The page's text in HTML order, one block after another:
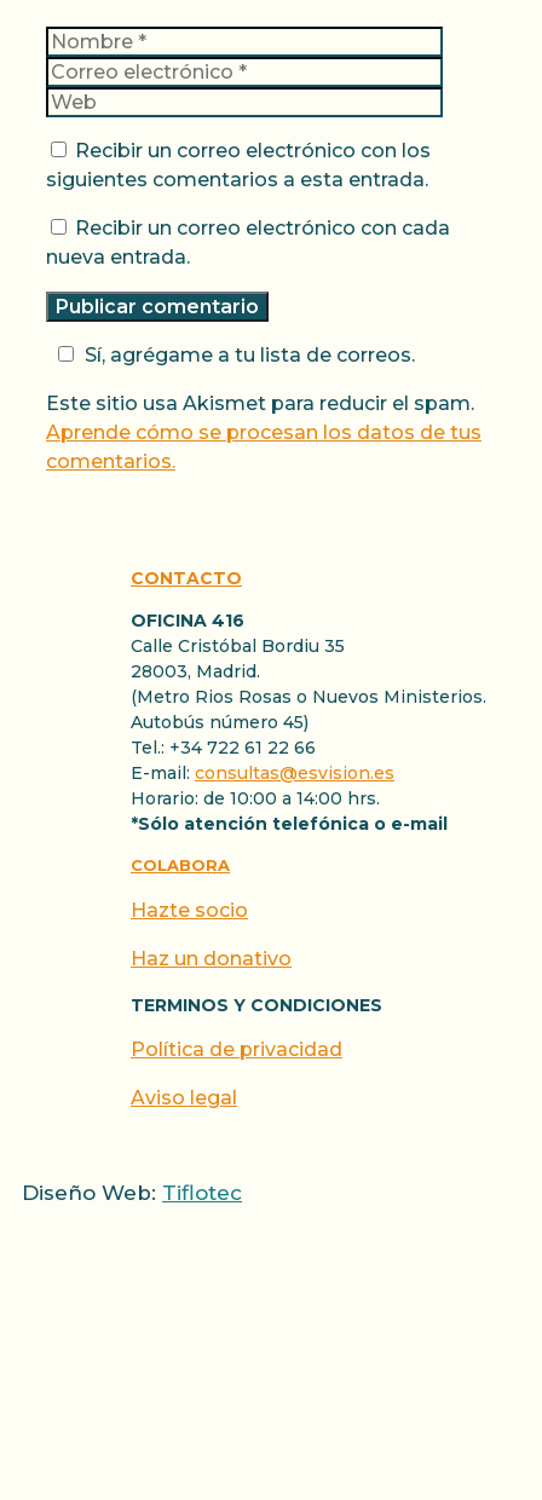
Nombre
Recibir un correo electrónico con los
siguientes comentarios a esta entrada.
Recibir un correo electrónico con cada
nueva entrada.
Sí, agrégame a tu lista de correos.
Este sitio usa Akismet para reducir el spam.
Aprende cómo se procesan los datos de tus
comentarios.
CONTACTO
OFICINA 416
Calle Cristóbal Bordiu 35
28003, Madrid.
(Metro Rios Rosas o Nuevos Ministerios.
Autobús número 45)
Tel.: +34 722 61 22 66
E-mail: consultas@esvision.es
Horario: de 10:00 a 14:00 hrs.
*Sólo atención telefónica o e-mail
COLABORA
Hazte socio
Haz un donativo
TERMINOS Y CONDICIONES
Política de privacidad
Aviso legal
Diseño Web: Tiflotec